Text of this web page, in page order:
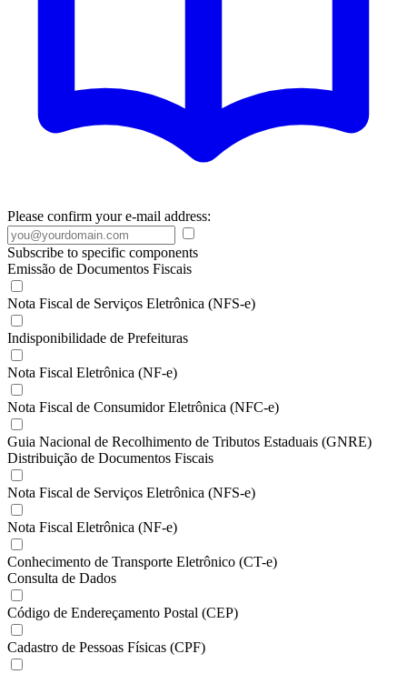
Please confirm your e-mail address:
Subscribe to specific components
Emissão de Documentos Fiscais
Nota Fiscal de Serviços Eletrônica (NFS-e)
Indisponibilidade de Prefeituras
Nota Fiscal Eletrônica (NF-e)
Nota Fiscal de Consumidor Eletrônica (NFC-e)
Guia Nacional de Recolhimento de Tributos Estaduais (GNRE)
Distribuição de Documentos Fiscais
Nota Fiscal de Serviços Eletrônica (NFS-e)
Nota Fiscal Eletrônica (NF-e)
Conhecimento de Transporte Eletrônico (CT-e)
Consulta de Dados
Código de Endereçamento Postal (CEP)
Cadastro de Pessoas Físicas (CPF)